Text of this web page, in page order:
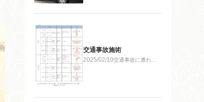
応 遅い時間でも
交通事故施術
2025/02/10交通事故に遭われ